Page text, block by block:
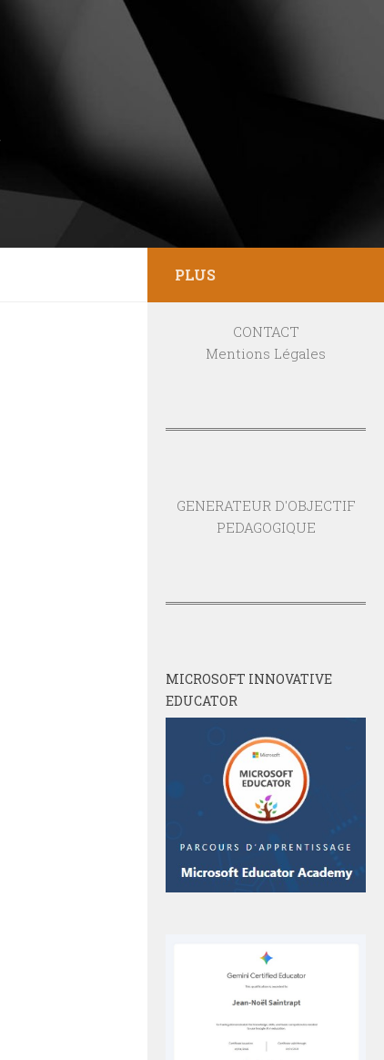
PLUS
CONTACT
Mentions Légales
GENERATEUR D'OBJECTIF
PEDAGOGIQUE
MICROSOFT INNOVATIVE
EDUCATOR